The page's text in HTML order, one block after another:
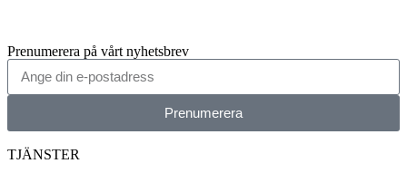
Prenumerera på vårt nyhetsbrev
Prenumerera
TJÄNSTER